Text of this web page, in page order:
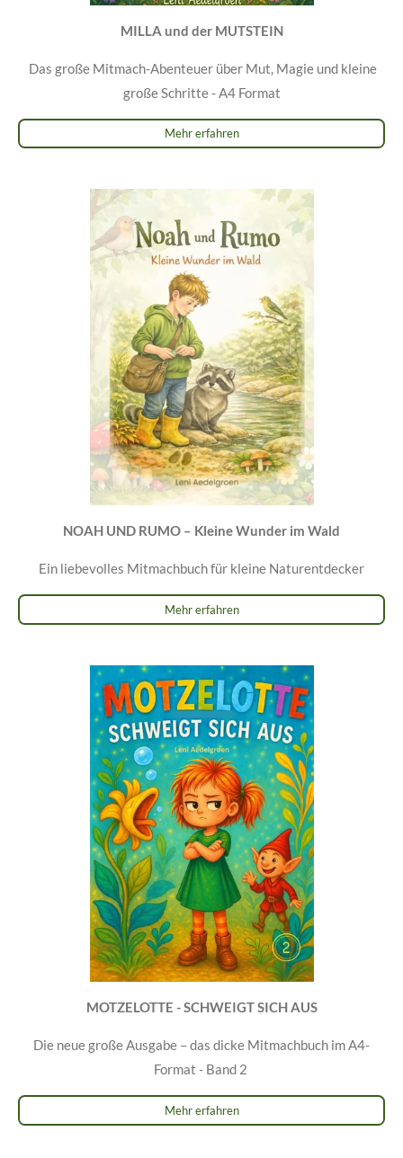
MILLA und der MUTSTEIN
Das große Mitmach-Abenteuer über Mut, Magie und kleine
große Schritte -A4 Format
Mehr erfahren
NOAH UND RUMO – Kleine Wunder im Wald
Ein liebevolles Mitmachbuch für kleine Naturentdecker
Mehr erfahren
MOTZELOTTE - SCHWEIGT SICH AUS
Die neue große Ausgabe – das dicke Mitmachbuch im A4-
Format - Band 2
Mehr erfahren